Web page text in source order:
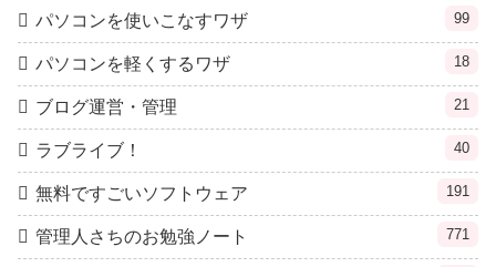
パソコンを使いこなすワザ 99
パソコンを軽くするワザ 18
ブログ運営・管理 21
ラブライブ！ 40
無料ですごいソフトウェア 191
管理人さちのお勉強ノート 771